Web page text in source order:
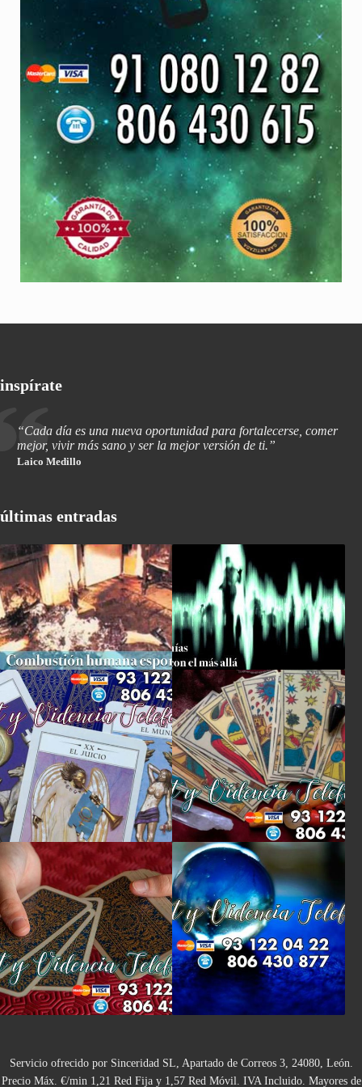
inspírate
“Cada día es una nueva oportunidad para fortalecerse, comer
mejor, vivir más sano y ser la mejor versión de ti.”
Laico Medillo
últimas entradas
Servicio ofrecido por Sinceridad SL, Apartado de Correos 3, 24080, León.
Precio Máx. €/min 1,21 Red Fija y 1,57 Red Móvil. IVA Incluido. Mayores de